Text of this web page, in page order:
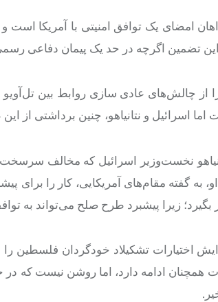
امضای یک توافق امنیتی با آمریکا است
تضمین اگرچه در حد یک پیمان دفاعی
چالش‌های عادی سازی روابط بین
اسرائیل و نتانیاهو، چنین برداشتی از این
نخست‌وزیر اسرائیل که مخالف
به گفته مقام‌های آمریکایی، کار را برای
بگیرد؛ زیرا پیشبرد طرح صلح می‌تواند به
اختیارات تشکیلاد خودگردان فلسطین
همچنان ادامه دارد، اما روشن نیست که